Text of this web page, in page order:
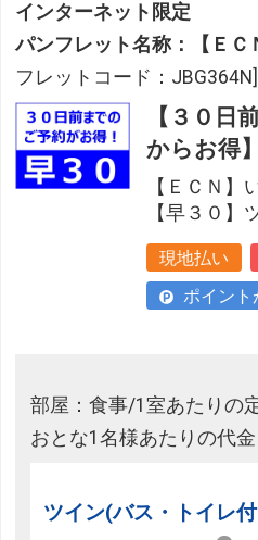
インターネット限定
パンフレット名称：【ＥＣ
フレットコード：JBG364N]
【３０日
からお得】
【ＥＣＮ】
【早３０】
現地払い
ポイント
部屋：食事/1室あたりの
おとな1名様あたりの代金
ツイン(バス・トイレ